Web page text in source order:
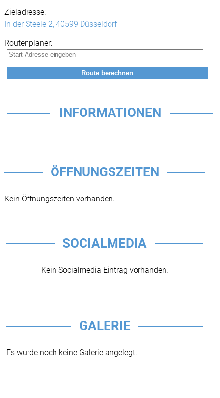
Zieladresse:
In der Steele 2, 40599 Düsseldorf
Routenplaner:
INFORMATIONEN
ÖFFNUNGSZEITEN
Kein Öffnungszeiten vorhanden.
SOCIALMEDIA
Kein Socialmedia Eintrag vorhanden.
GALERIE
Es wurde noch keine Galerie angelegt.